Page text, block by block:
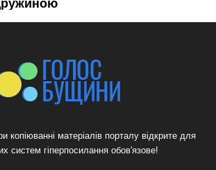
копіюванні матеріалів порталу відкрите для
систем гіперпосилання обов'язове!